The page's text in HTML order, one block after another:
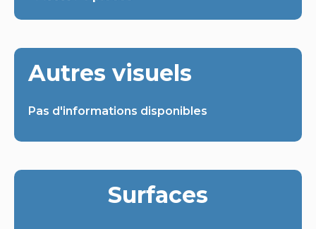
Autres visuels
Pas d'informations disponibles
Surfaces